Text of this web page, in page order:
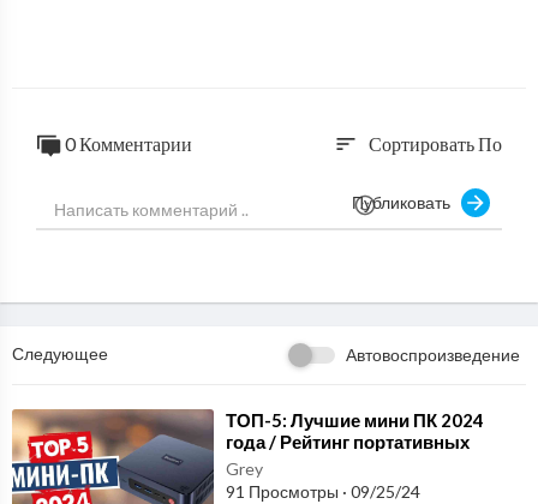
0 Комментарии sort Сортировать По
Публиковать
Следующее Автовоспроизведение
⁣ТОП-5: Лучшие мини ПК 2024
года / Рейтинг портативных
компьютеров, цены
Grey
91 Просмотры · 09/25/24